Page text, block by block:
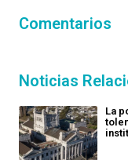
Comentarios
Noticias
La